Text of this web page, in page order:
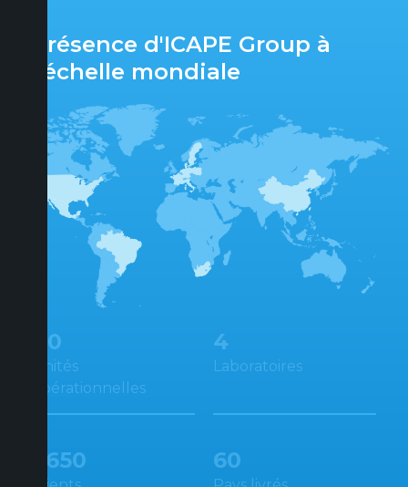
Présence d'ICAPE Group à
l'échelle mondiale
40
Unités
opérationnelles
4
Laboratoires
3650 60